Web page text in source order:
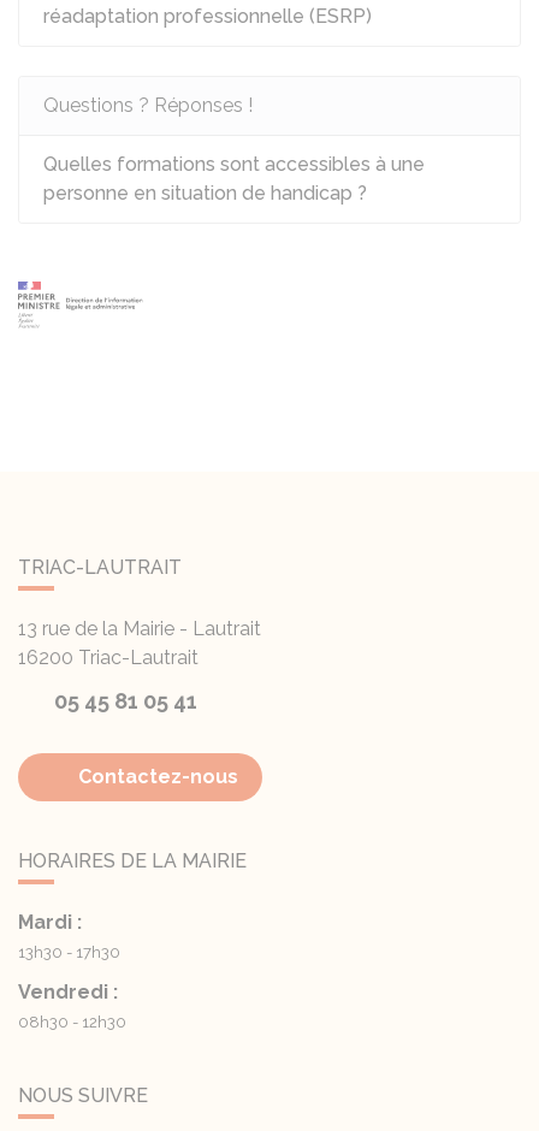
réadaptation professionnelle (ESRP)
Questions ? Réponses !
Quelles formations sont accessibles à une
personne en situation de handicap ?
TRIAC-LAUTRAIT
13 rue de la Mairie - Lautrait
16200 Triac-Lautrait
05 45 81 05 41
Contactez-nous
HORAIRES DE LA MAIRIE
Mardi :
13h30 - 17h30
Vendredi :
08h30 - 12h30
NOUS SUIVRE